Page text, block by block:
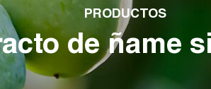
PRODUCTOS
de ñame